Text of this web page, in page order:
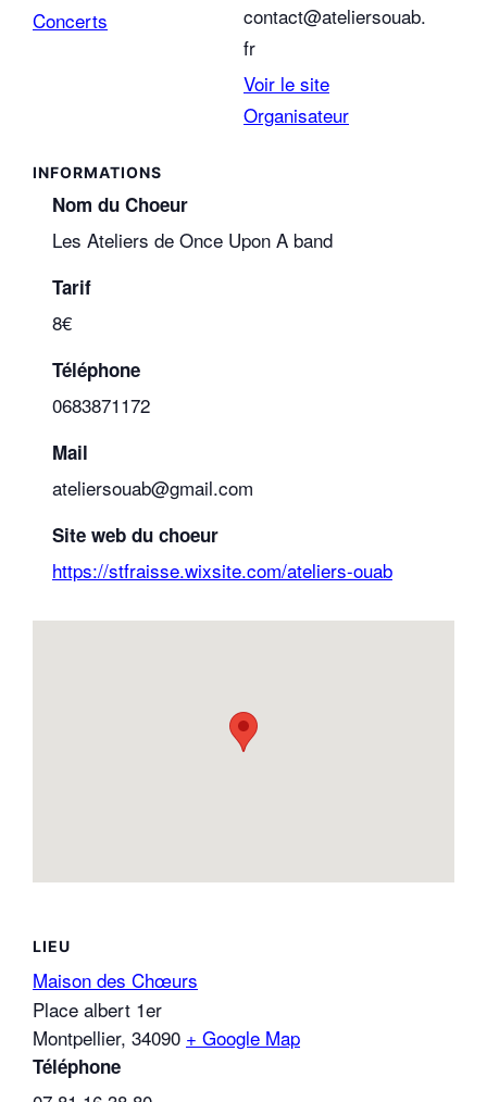
Concerts
contact@ateliersouab.
fr
Voir le site
Organisateur
Nom du Choeur
Les Ateliers de Once Upon A band
Tarif
8€
Téléphone
0683871172
Mail
ateliersouab@gmail.com
Site web du choeur
https://stfraisse.wixsite.com/ateliers-ouab
LIEU
Maison des Chœurs
Place albert 1er
Montpellier, 34090 + Google Map
Téléphone